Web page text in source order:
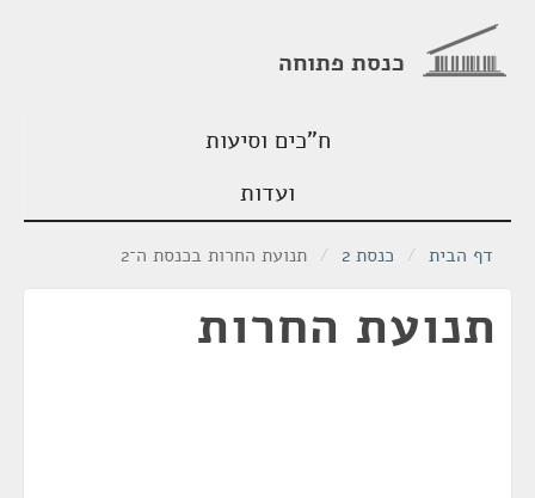
כנסת פתוחה
ח"כים וסיעות
ועדות
דף הבית / כנסת 2 / תנועת החרות בכנסת ה־2
תנועת החרות